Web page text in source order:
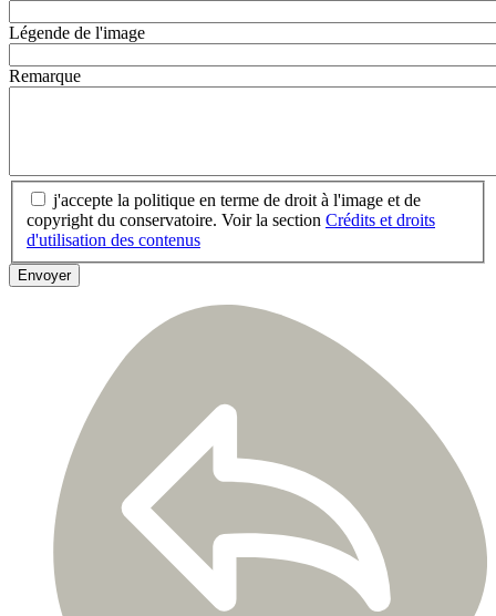
Légende de l'image
Remarque
j'accepte la politique en terme de droit à l'image et de
copyright du conservatoire. Voir la section Crédits et droits
d'utilisation des contenus